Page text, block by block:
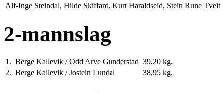
Alf-Inge Steindal, Hilde Skiffard, Kurt Haraldseid, Stein Rune Tveit
2-mannslag
1. Berge Kallevik / Odd Arve Gunderstad 39,20 kg.
2. Berge Kallevik / Jostein Lundal 38,95 kg.